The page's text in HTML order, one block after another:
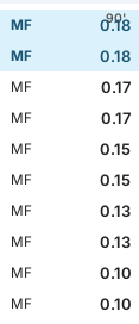
90'
MF
0.18
MF
0.18
MF
0.17
MF
0.17
MF
0.15
MF
0.15
MF
0.13
MF
0.13
MF
0.10
MF
0.10